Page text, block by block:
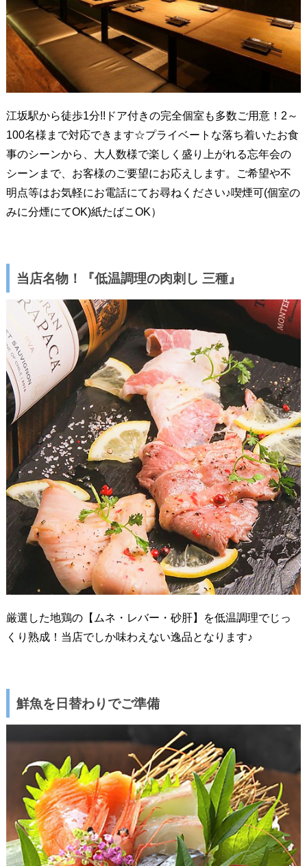
江坂駅から徒歩1分!!ドア付きの完全個室も多数ご用意！2～
100名様まで対応できます☆プライベートな落ち着いたお食
事のシーンから、大人数様で楽しく盛り上がれる忘年会の
シーンまで、お客様のご要望にお応えします。ご希望や不
明点等はお気軽にお電話にてお尋ねください♪喫煙可(個室の
みに分煙にてOK)紙たばこOK）
当店名物！『低温調理の肉刺し 三種』
厳選した地鶏の【ムネ・レバー・砂肝】を低温調理でじっ
くり熟成！当店でしか味わえない逸品となります♪
鮮魚を日替わりでご準備